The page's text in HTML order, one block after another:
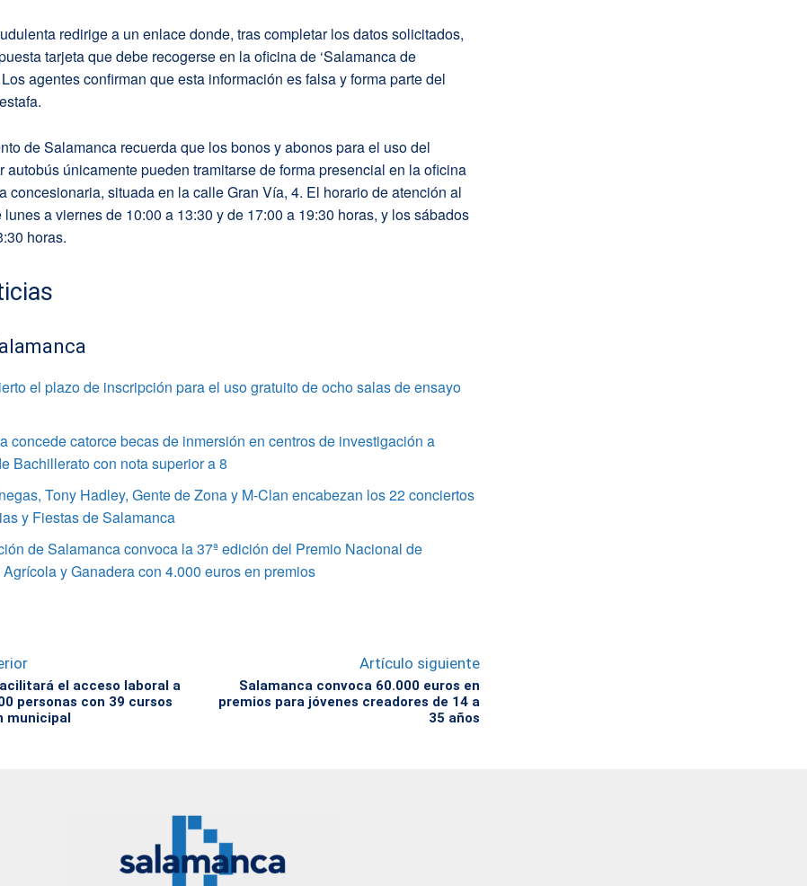
redirige a un enlace donde, tras completar los datos solicitados,
tarjeta que debe recogerse en la oficina de ‘Salamanca de
Los agentes confirman que esta información es falsa y forma parte del
de Salamanca recuerda que los bonos y abonos para el uso del
autobús únicamente pueden tramitarse de forma presencial en la oficina
concesionaria, situada en la calle Gran Vía, 4. El horario de atención al
a viernes de 10:00 a 13:30 y de 17:00 a 19:30 horas, y los sábados
horas.
el plazo de inscripción para el uso gratuito de ocho salas de ensayo
concede catorce becas de inmersión en centros de investigación a
Bachillerato con nota superior a 8
Tony Hadley, Gente de Zona y M-Clan encabezan los 22 conciertos
y Fiestas de Salamanca
de Salamanca convoca la 37ª edición del Premio Nacional de
y Ganadera con 4.000 euros en premios
el acceso laboral a
personas con 39 cursos
municipal
Artículo siguiente
Salamanca convoca 60.000 euros en
premios para jóvenes creadores de 14 a
35 años